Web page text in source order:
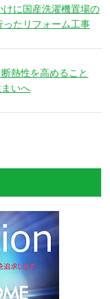
けに国産洗濯機置場の
たリフォーム工事
熱性を高めること
いへ